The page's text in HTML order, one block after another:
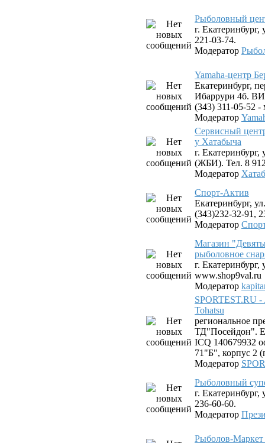
Рыболовный
г.
221-03-74.
Модератор
Yamaha-центр
Екатеринбург,
Ибаррури 4б.
(343) 311-05-52
Модератор
Сервисный
у Хатабыча
г.
(ЖБИ). Тел. 8
Модератор
Спорт-Актив
Екатеринбург,
(343)232-32-91,
Модератор
Магазин
рыболовное
г.
www.shop9val.ru
Модератор
SPORTEST.RU
Tohatsu
региональное
ТД"Посейдон".
ICQ 140679932
71"Б", корпус 2
Модератор
Рыболовный
г.
236-60-60.
Модератор
Рыболов-